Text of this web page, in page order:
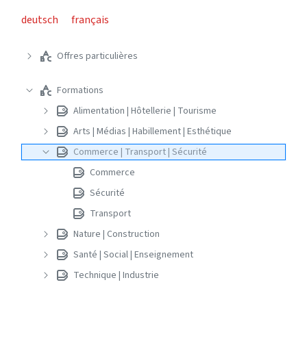
deutsch français
Offres particulières
Formations
Alimentation | Hôtellerie | Tourisme
Arts | Médias | Habillement | Esthétique
Commerce | Transport | Sécurité
Commerce
Sécurité
Transport
Nature | Construction
Santé | Social | Enseignement
Technique | Industrie